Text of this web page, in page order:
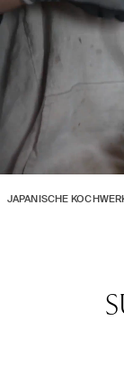
JAPANISCHE